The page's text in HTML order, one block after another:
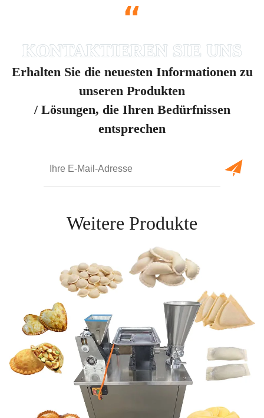
“
Erhalten Sie die neuesten Informationen zu
unseren Produkten
/ Lösungen, die Ihren Bedürfnissen
entsprechen
Weitere Produkte